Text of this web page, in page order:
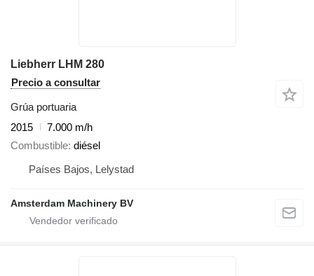
Liebherr LHM 280
Precio a consultar
Grúa portuaria
2015
7.000 m/h
Combustible diésel
Países Bajos, Lelystad
Amsterdam Machinery BV